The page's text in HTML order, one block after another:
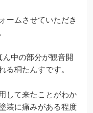
ームさせていただき
中の部分が観音開
る桐たんすです。
して来たことがわか
装に痛みがある程度